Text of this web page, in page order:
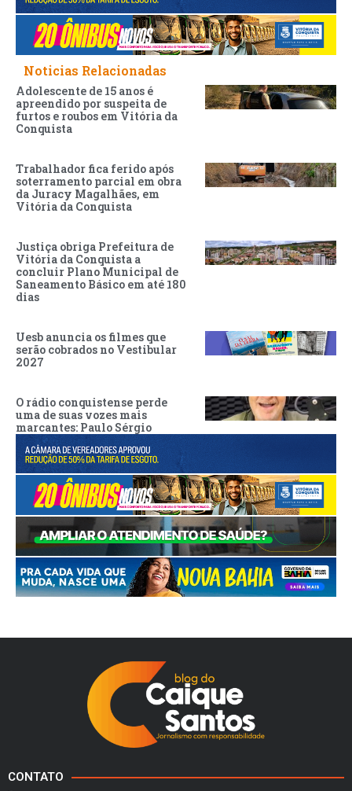
Noticias Relacionadas
Adolescente de 15 anos é
apreendido por suspeita de
furtos e roubos em Vitória da
Conquista
Trabalhador fica ferido após
soterramento parcial em obra
da Juracy Magalhães, em
Vitória da Conquista
Justiça obriga Prefeitura de
Vitória da Conquista a
concluir Plano Municipal de
Saneamento Básico em até 180
dias
Uesb anuncia os filmes que
serão cobrados no Vestibular
2027
O rádio conquistense perde
uma de suas vozes mais
marcantes: Paulo Sérgio
CONTATO